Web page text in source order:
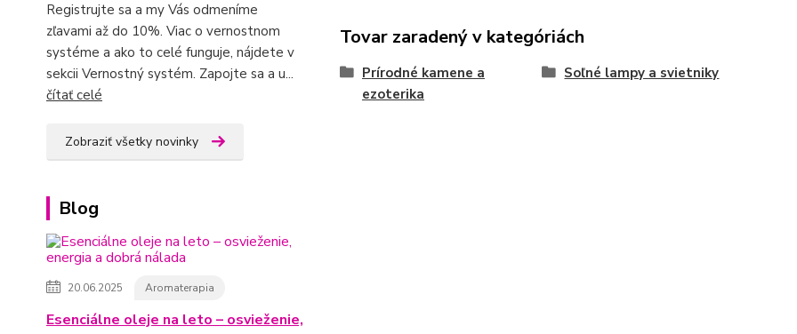
Registrujte sa a my Vás odmeníme
zľavami až do 10%. Viac o vernostnom
systéme a ako to celé funguje, nájdete v
sekcii Vernostný systém. Zapojte sa a u...
čítať celé
Zobraziť všetky novinky
Blog
20.06.2025 Aromaterapia
Esenciálne oleje na leto – osvieženie,
Tovar zaradený v kategóriách
Prírodné kamene a
ezoterika
Soľné lampy a svietniky